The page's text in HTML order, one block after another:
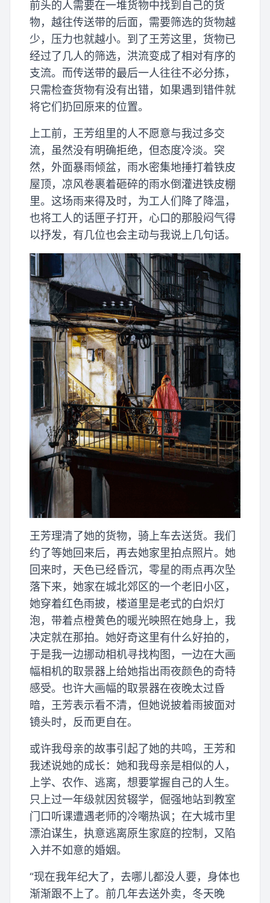
前头的人需要在一堆货物中找到自己的货
物，越往传送带的后面，需要筛选的货物越
少，压力也就越小。到了王芳这里，货物已
经过了几人的筛选，洪流变成了相对有序的
支流。而传送带的最后一人往往不必分拣，
只需检查货物有没有出错，如果遇到错件就
将它们扔回原来的位置。
上工前，王芳组里的人不愿意与我过多交
流，虽然没有明确拒绝，但态度冷淡。突
然，外面暴雨倾盆，雨水密集地捶打着铁皮
屋顶，凉风卷裹着砸碎的雨水倒灌进铁皮棚
里。这场雨来得及时，为工人们降了降温，
也将工人的话匣子打开，心口的那股闷气得
以抒发，有几位也会主动与我说上几句话。
王芳理清了她的货物，骑上车去送货。我们
约了等她回来后，再去她家里拍点照片。她
回来时，天色已经昏沉，零星的雨点再次坠
落下来，她家在城北郊区的一个老旧小区，
她穿着红色雨披，楼道里是老式的白炽灯
泡，带着点橙黄色的暖光映照在她身上，我
决定就在那拍。她好奇这里有什么好拍的，
于是我一边挪动相机寻找构图，一边在大画
幅相机的取景器上给她指出雨夜颜色的奇特
感受。也许大画幅的取景器在夜晚太过昏
暗，王芳表示看不清，但她说披着雨披面对
镜头时，反而更自在。
或许我母亲的故事引起了她的共鸣，王芳和
我述说她的成长：她和我母亲是相似的人，
上学、农作、逃离，想要掌握自己的人生。
只上过一年级就因贫辍学，倔强地站到教室
门口听课遭遇老师的冷嘲热讽；在大城市里
漂泊谋生，执意逃离原生家庭的控制，又陷
入并不如意的婚姻。
“现在我年纪大了，去哪儿都没人要，身体也
渐渐跟不上了。前几年去送外卖，冬天晚